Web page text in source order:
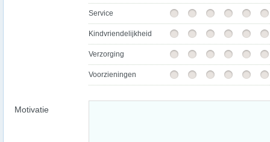
Service
Kindvriendelijkheid
Verzorging
Voorzieningen
Motivatie